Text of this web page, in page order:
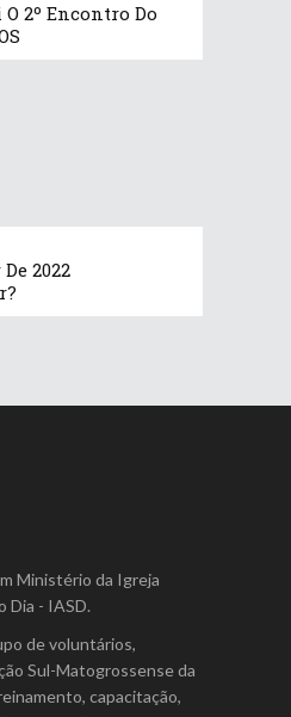
2º Encontro Do
2022
Ministério da Igreja
Dia - IASD.
de voluntários,
Sul-Matogrossense da
capacitação,